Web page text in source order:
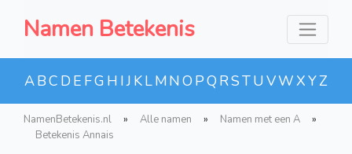
Namen Betekenis
ABC D E FG H IJ KLMNO PQ RSTUVWXYZ
NamenBetekenis.nl » Alle namen » Namen met een A
»
Betekenis Annais